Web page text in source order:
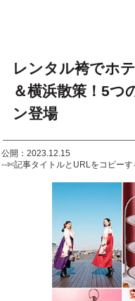
レンタル袴でホ
＆横浜散策！5つ
ン登場
公開：2023.12.15
--✄記事タイトルとURLをコピー